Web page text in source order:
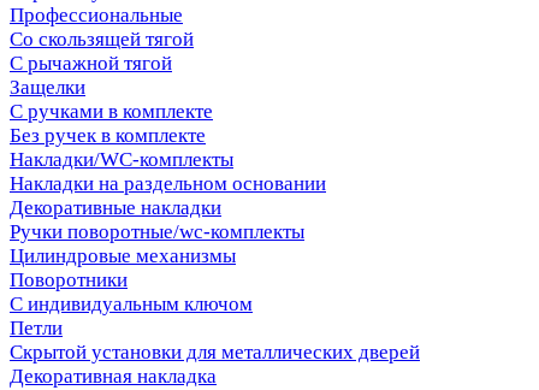
Профессиональные
Со скользящей тягой
С рычажной тягой
Защелки
С ручками в комплекте
Без ручек в комплекте
Накладки/WC-комплекты
Накладки на раздельном основании
Декоративные накладки
Ручки поворотные/wc-комплекты
Цилиндровые механизмы
Поворотники
С индивидуальным ключом
Петли
Скрытой установки для металлических дверей
Декоративная накладка